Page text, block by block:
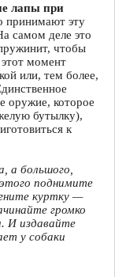
лапы при
принимают эту
самом деле это
чтобы
момент
или, тем более,
оружие, которое
бутылку),
к
а большого,
поднимите
куртку —
громко
И издавайте
у собаки